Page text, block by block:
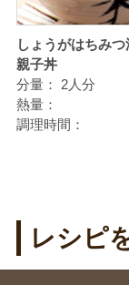
しょうがはちみ
親子丼
分量：
2人分
熱量：
調理時間：
レシピ